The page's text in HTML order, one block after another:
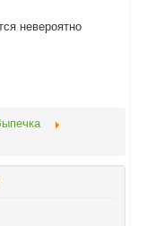
невероятно